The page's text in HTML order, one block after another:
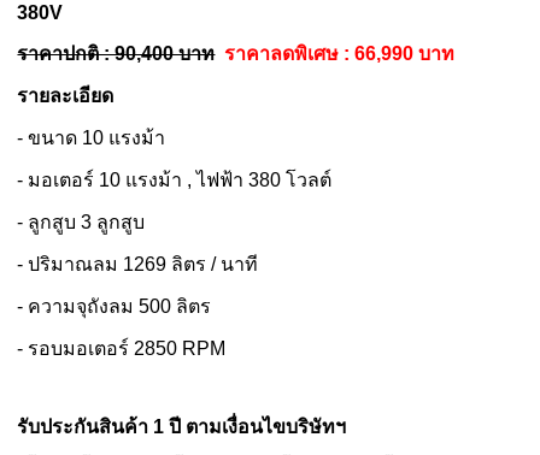
380V
ราคาปกติ : 90,400 บาท ราคาลดพิเศษ : 66,990 บาท
รายละเอียด
- ขนาด 10 แรงม้า
- มอเตอร์ 10 แรงม้า , ไฟฟ้า 380 โวลต์
- ลูกสูบ 3 ลูกสูบ
- ปริมาณลม 1269 ลิตร / นาที
- ความจุถังลม 500 ลิตร
- รอบมอเตอร์ 2850 RPM
รับประกันสินค้า 1 ปี ตามเงื่อนไขบริษัทฯ